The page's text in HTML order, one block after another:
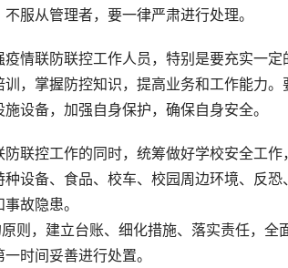
服从管理者，要一律严肃进行处理。
情联防联控工作人员，特别是要充实一定
，掌握防控知识，提高业务和工作能力
设备，加强自身保护，确保自身安全。
联控工作的同时，统筹做好学校安全工作
设备、食品、校车、校园周边环境、反恐
故隐患。
则，建立台账、细化措施、落实责任，全
时间妥善进行处置。